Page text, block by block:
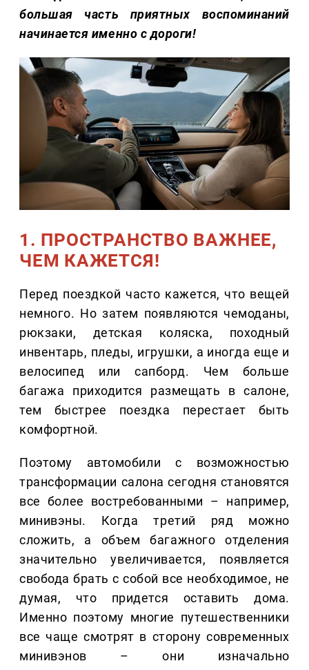
большая часть приятных воспоминаний
начинается именно с дороги!
1. ПРОСТРАНСТВО ВАЖНЕЕ,
ЧЕМ КАЖЕТСЯ!
Перед поездкой часто кажется, что вещей
немного. Но затем появляются чемоданы,
рюкзаки, детская коляска, походный
инвентарь, пледы, игрушки, а иногда еще и
велосипед или сапборд. Чем больше
багажа приходится размещать в салоне,
тем быстрее поездка перестает быть
комфортной.
Поэтому автомобили с возможностью
трансформации салона сегодня становятся
все более востребованными – например,
минивэны. Когда третий ряд можно
сложить, а объем багажного отделения
значительно увеличивается, появляется
свобода брать с собой все необходимое, не
думая, что придется оставить дома.
Именно поэтому многие путешественники
все чаще смотрят в сторону современных
минивэнов – они изначально